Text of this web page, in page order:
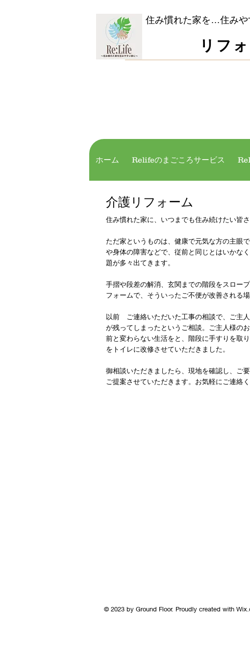
住み慣れた家を…住み
リフ
ホーム Relifeのまごころサービス
介護リフォーム
住み慣れた家に、いつまでも住み続けたい皆
ただ家というものは、健康で元気な方の主眼
や身体の障害などで、従前と同じとはいかな
題が多々出てきます。
手摺や段差の解消、玄関までの階段をスロー
フォームで、そういったご不便が改善される場
以前 ご連絡いただいた工事の相談で、ご主
が残ってしまったというご相談。ご主人様の
前と変わらない生活をと、階段に手すりを取
をトイレに改修させていただきました。
御相談いただきましたら、現地を確認し、ご
ご提案させていただきます。お気軽にご連絡く
© 2023 by Ground Floor. Proudly created with